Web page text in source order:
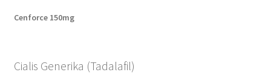
Cenforce 150mg
Cialis Generika (Tadalafil)